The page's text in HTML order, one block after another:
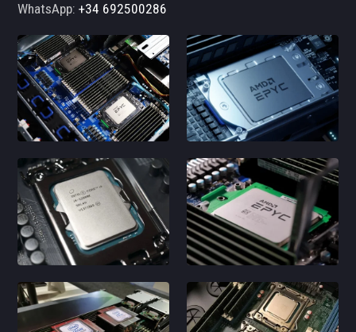
WhatsApp:+34 692500286